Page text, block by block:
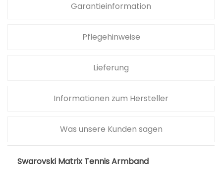
Garantieinformation
Pflegehinweise
Lieferung
Informationen zum Hersteller
Was unsere Kunden sagen
Swarovski Matrix Tennis Armband